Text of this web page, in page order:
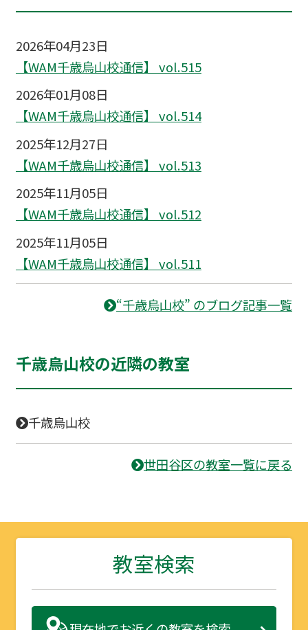
2026年04月23日
【WAM千歳烏山校通信】 vol.515
2026年01月08日
【WAM千歳烏山校通信】 vol.514
2025年12月27日
【WAM千歳烏山校通信】 vol.513
2025年11月05日
【WAM千歳烏山校通信】 vol.512
2025年11月05日
【WAM千歳烏山校通信】 vol.511
“千歳烏山校” のブログ記事一覧
千歳烏山校の近隣の教室
千歳烏山校
世田谷区の教室一覧に戻る
教室検索